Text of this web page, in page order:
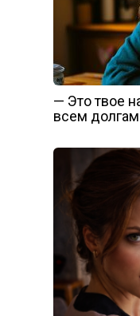
— Это твое
всем